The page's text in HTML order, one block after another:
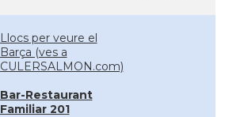
Llocs per veure el
Barça (ves a
CULERSALMON.com)
Bar-Restaurant
Familiar 201